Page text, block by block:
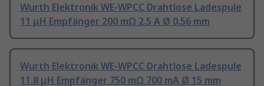
Wurth Elektronik WE-WPCC Drahtlose Ladespule
11 μH Empfänger 200 mΩ 2.5 A Ø 0.56 mm
Wurth Elektronik WE-WPCC Drahtlose Ladespule
11.8 μH Empfänger 750 mΩ 700 mA Ø 15 mm